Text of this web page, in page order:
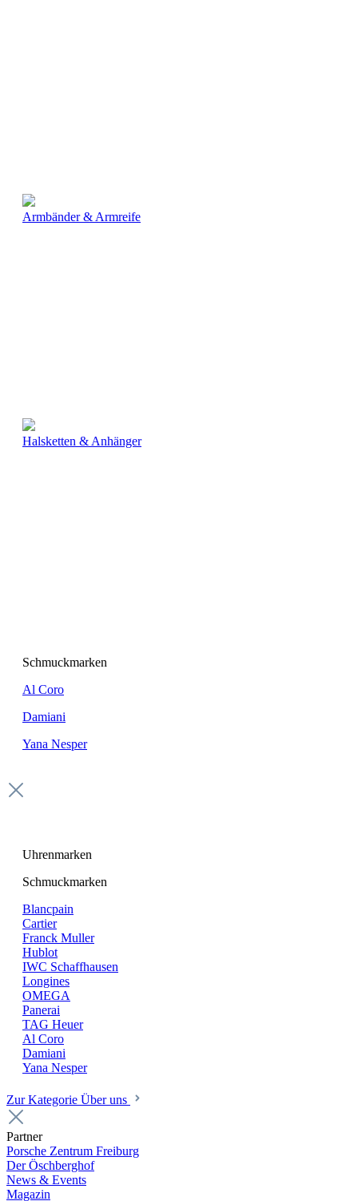
Armbänder & Armreife
Halsketten & Anhänger
Schmuckmarken
Al Coro
Damiani
Yana Nesper
Uhrenmarken
Schmuckmarken
Blancpain
Cartier
Franck Muller
Hublot
IWC Schaffhausen
Longines
OMEGA
Panerai
TAG Heuer
Al Coro
Damiani
Yana Nesper
Zur Kategorie Über uns
Partner
Porsche Zentrum Freiburg
Der Öschberghof
News & Events
Magazin